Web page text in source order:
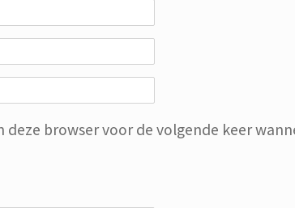
deze browser voor de volgende keer